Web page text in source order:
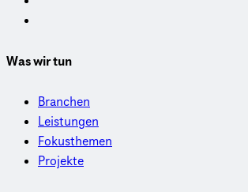
Was wir tun
Branchen
Leistungen
Fokusthemen
Projekte